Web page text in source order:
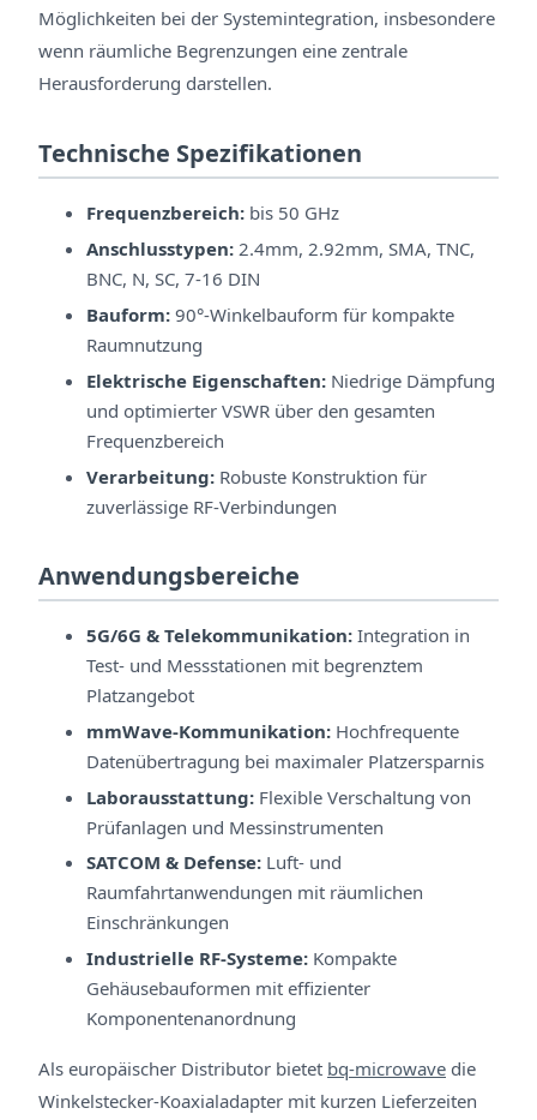
Möglichkeiten bei der Systemintegration, insbesondere
wenn räumliche Begrenzungen eine zentrale
Herausforderung darstellen.
Technische Spezifikationen
Frequenzbereich: bis 50 GHz
Anschlusstypen: 2.4mm, 2.92mm, SMA, TNC,
BNC, N, SC, 7-16 DIN
Bauform: 90°-Winkelbauform für kompakte
Raumnutzung
Elektrische Eigenschaften: Niedrige Dämpfung
und optimierter VSWR über den gesamten
Frequenzbereich
Verarbeitung: Robuste Konstruktion für
zuverlässige RF-Verbindungen
Anwendungsbereiche
5G/6G & Telekommunikation: Integration in
Test- und Messstationen mit begrenztem
Platzangebot
mmWave-Kommunikation: Hochfrequente
Datenübertragung bei maximaler Platzersparnis
Laborausstattung: Flexible Verschaltung von
Prüfanlagen und Messinstrumenten
SATCOM & Defense: Luft- und
Raumfahrtanwendungen mit räumlichen
Einschränkungen
Industrielle RF-Systeme: Kompakte
Gehäusebauformen mit effizienter
Komponentenanordnung
Als europäischer Distributor bietet bq-microwave die
Winkelstecker-Koaxialadapter mit kurzen Lieferzeiten